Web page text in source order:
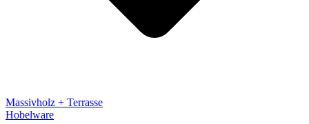
Massivholz + Terrasse
Hobelware